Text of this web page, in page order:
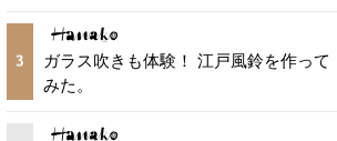
3
ガラス吹きも体験！ 江戸風鈴を作って
みた。